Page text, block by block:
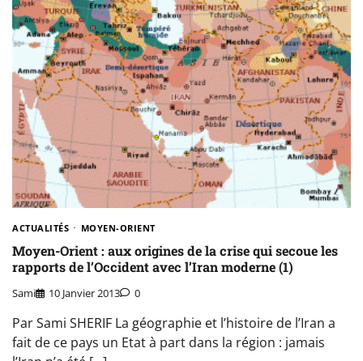
ACTUALITÉS MOYEN-ORIENT
Moyen-Orient : aux origines de la crise qui secoue les
rapports de l’Occident avec l’Iran moderne (1)
Sami 10 Janvier 2013 0
Par Sami SHERIF La géographie et l’histoire de l’Iran a
fait de ce pays un Etat à part dans la région : jamais